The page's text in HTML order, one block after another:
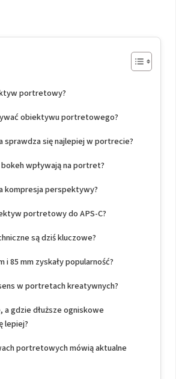
portretowy?
obiektywu portretowego?
sprawdza się najlepiej w portrecie?
bokeh wpływają na portret?
kompresja perspektywy?
portretowy do APS-C?
są dziś kluczowe?
i 85 mm zyskały popularność?
w portretach kreatywnych?
a gdzie dłuższe ogniskowe
lepiej?
portretowych mówią aktualne